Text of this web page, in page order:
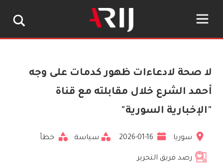
لا صحة لادعاءات ظهور كدمات على وجه
أحمد الشرع خلال مقابلته مع قناة
"الإخبارية السورية"
سوريا 2026-01-16 سياسة خطأ
رصد فريق التحرير